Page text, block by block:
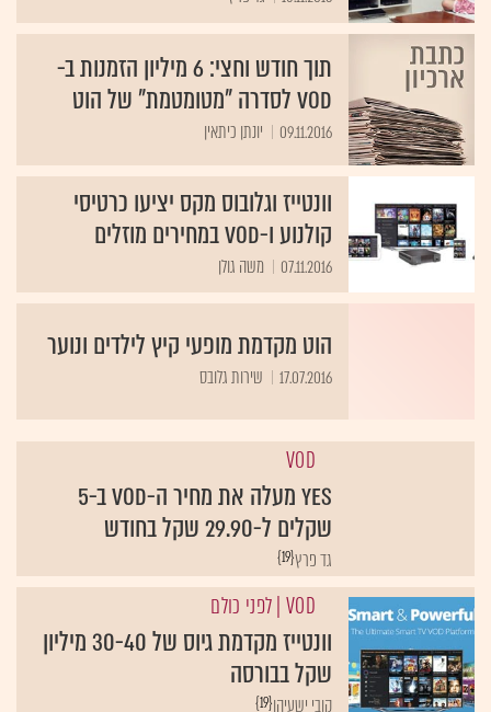
תוך חודש וחצי: 6 מיליון הזמנות ב-
VOD לסדרה "מטומטמת" של הוט
09.11.2016 יונתן כיתאין
וונטייז וגלובוס מקס יציעו כרטיסי
קולנוע ו-VOD במחירים מוזלים
07.11.2016 משה גולן
הוט מקדמת מופעי קיץ לילדים ונוער
17.07.2016 שירות גלובס
VOD
yes מעלה את מחיר ה-VOD ב-5
שקלים ל-29.90 שקל בחודש
{19}גד פרץ
VOD| לפני כולם
וונטייז מקדמת גיוס של 30-40 מיליון
שקל בבורסה
{19}קובי ישעיהו